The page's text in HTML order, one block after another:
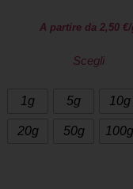
A partire da 2,50 €
Scegli
1g 5g 10g
20g 50g 100g